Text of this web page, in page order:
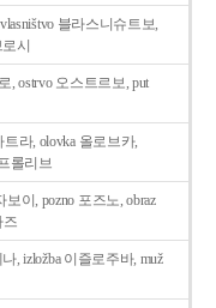
블라스니슈트보,
시
, ostrvo 오스트르보, put
트라, olovka 올로브카,
롤리브
보이, pozno 포즈노, obraz
즈
나, izložba 이즐로주바, muž